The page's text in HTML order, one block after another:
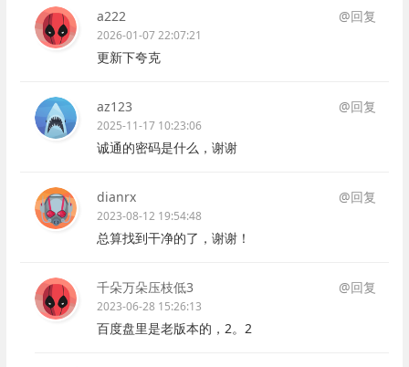
a222 @回复
2026-01-07 22:07:21
更新下夸克
az123 @回复
2025-11-17 10:23:06
诚通的密码是什么，谢谢
dianrx @回复
2023-08-12 19:54:48
总算找到干净的了，谢谢！
千朵万朵压枝低3 @回复
2023-06-28 15:26:13
百度盘里是老版本的，2。2